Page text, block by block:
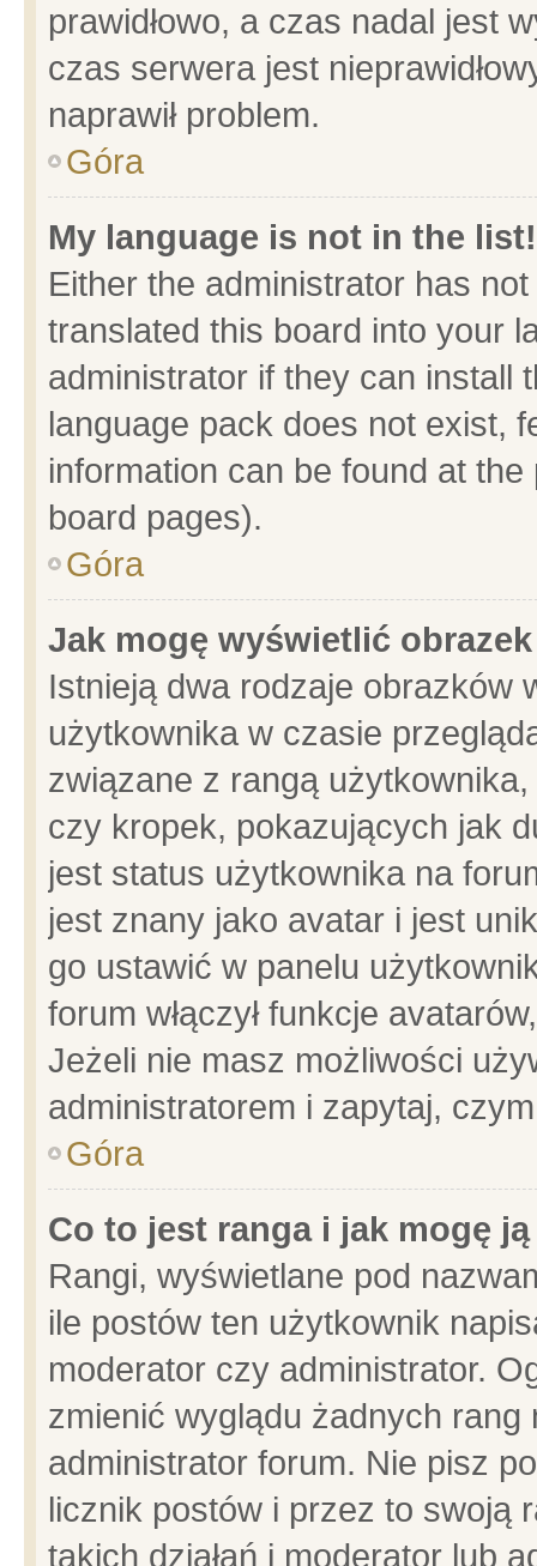
prawidłowo, a czas nadal jest
czas serwera jest
naprawił problem.
Góra
My language is not in the list!
Either the administrator has
translated this board into your
administrator if they can install
language pack does not exist,
information can be found at
board pages).
Góra
Jak mogę wyświetlić
Istnieją dwa rodzaje obrazków
użytkownika w czasie
związane z rangą
czy kropek, pokazujących jak
jest status użytkownika na
jest znany jako avatar i jest
go ustawić w panelu
forum włączył funkcje
Jeżeli nie masz możliwości
administratorem i zapytaj,
Góra
Co to jest ranga i jak mogę
Rangi, wyświetlane pod
ile postów ten użytkownik
moderator czy administrator.
zmienić wyglądu żadnych
administrator forum. Nie pisz
licznik postów i przez to swoją
takich działań i moderator lub